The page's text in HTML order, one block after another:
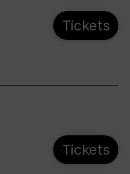
Tickets
Tickets